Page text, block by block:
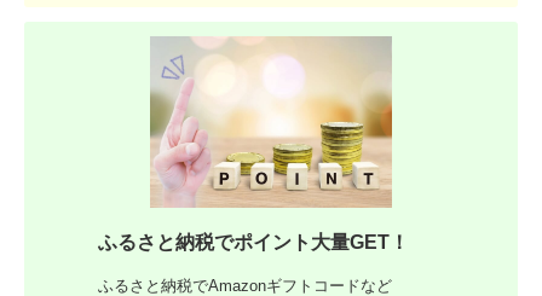
ふるさと納税でポイント大量GET！
ふるさと納税でAmazonギフトコードなど